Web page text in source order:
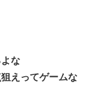
な
えってゲームな